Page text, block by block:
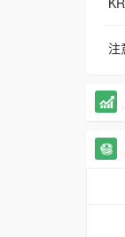
注